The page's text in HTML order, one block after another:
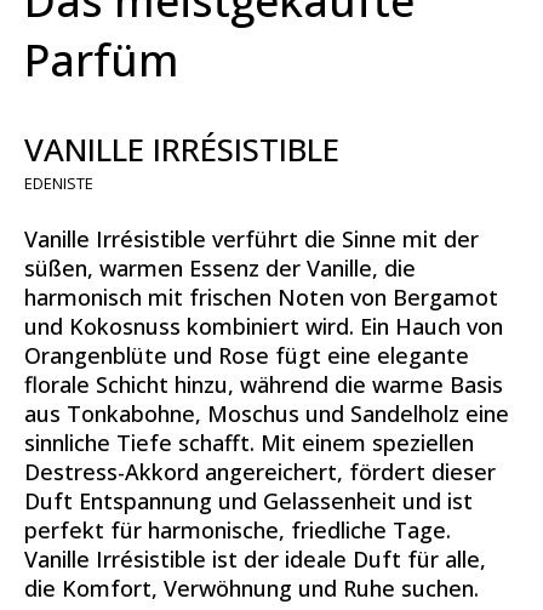
Parfüm
VANILLE IRRÉSISTIBLE
EDENISTE
Vanille Irrésistible verführt die Sinne mit der
süßen, warmen Essenz der Vanille, die
harmonisch mit frischen Noten von Bergamot
und Kokosnuss kombiniert wird. Ein Hauch von
Orangenblüte und Rose fügt eine elegante
florale Schicht hinzu, während die warme Basis
aus Tonkabohne, Moschus und Sandelholz eine
sinnliche Tiefe schafft. Mit einem speziellen
Destress-Akkord angereichert, fördert dieser
Duft Entspannung und Gelassenheit und ist
perfekt für harmonische, friedliche Tage.
Vanille Irrésistible ist der ideale Duft für alle,
die Komfort, Verwöhnung und Ruhe suchen.